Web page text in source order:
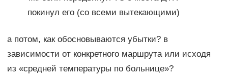
покинул его (со всеми вытекающими)
а потом, как обосновываются убытки? в
зависимости от конкретного маршрута или исходя
из «средней температуры по больнице»?